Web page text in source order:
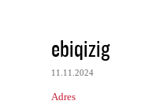
ebiqizig
11.11.2024
Adres